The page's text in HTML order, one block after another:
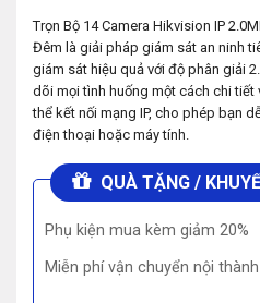
Trọn Bộ 14 Camera Hikvision IP
Đêm là giải pháp giám sát an ninh
giám sát hiệu quả với độ phân giải
dõi mọi tình huống một cách chi tiết
thể kết nối mạng IP, cho phép bạn
điện thoại hoặc máy tính.
QUÀ TẶNG /
Phụ kiện mua kèm giảm 20%
Miễn phí vận chuyển nội